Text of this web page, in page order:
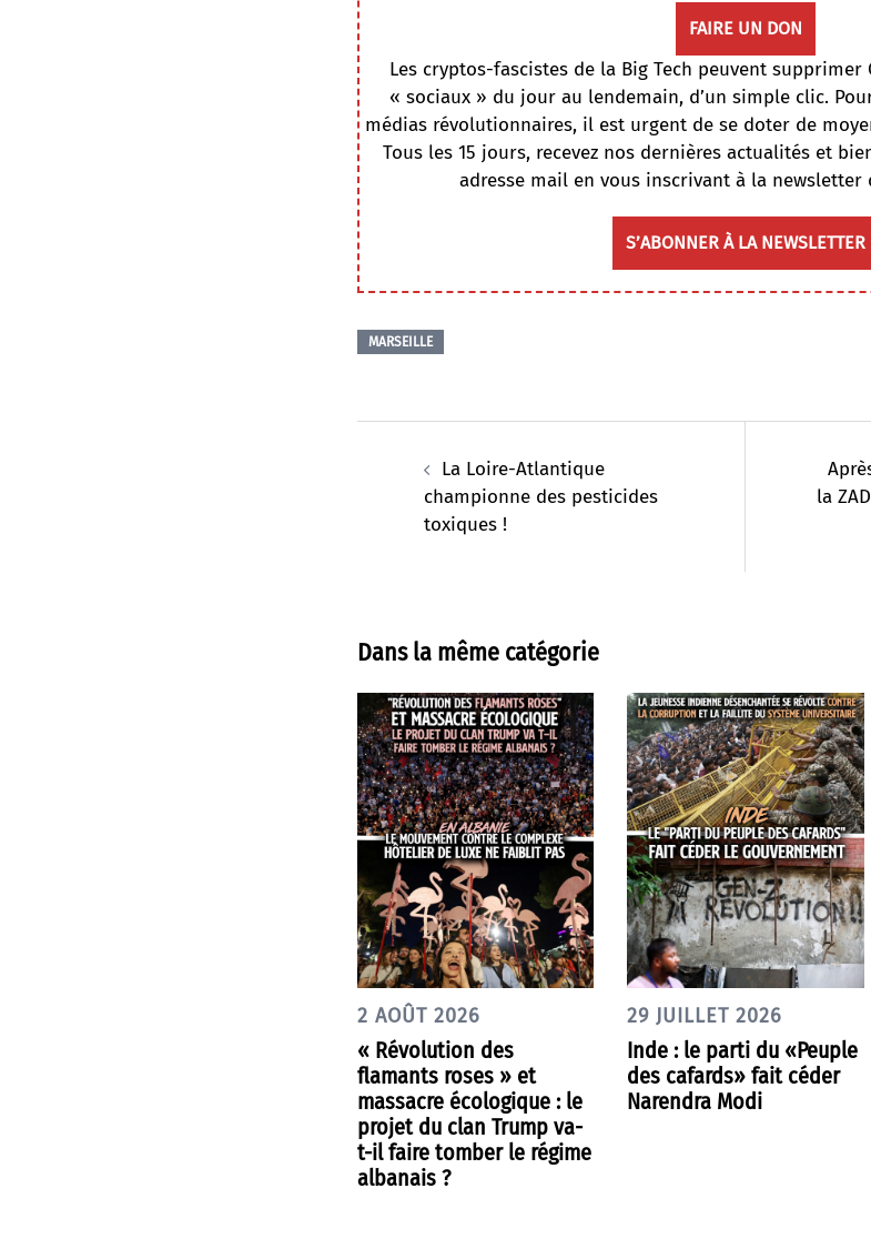
FAIRE UN DON
Les cryptos-fascistes de la Big Tech peuvent supprimer
« sociaux » du jour au lendemain, d’un simple clic.
médias révolutionnaires, il est urgent de se doter de
Tous les 15 jours, recevez nos dernières actualités et
adresse mail en vous inscrivant à la newsletter
S’ABONNER À LA NEWSLETTER
MARSEILLE
d’articleLa Loire-Atlantique
championne des pesticides
toxiques !
la
Dans la même catégorie
2 AOÛT 2026
« Révolution des
flamants roses » et
massacre écologique : le
projet du clan Trump va-
t-il faire tomber le régime
albanais ?
29 JUILLET 2026
Inde : le parti du «Peuple
des cafards» fait céder
Narendra Modi